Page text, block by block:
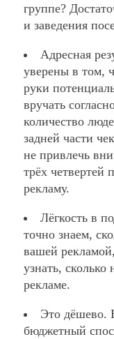
группе?
и заведения
Адресная
уверены в том,
руки
вручать
количество
задней части
не привлечь
трёх четвертей
рекламу.
Лёгкость в
точно знаем,
вашей
узнать,
рекламе.
Это дёшево.
бюджетный